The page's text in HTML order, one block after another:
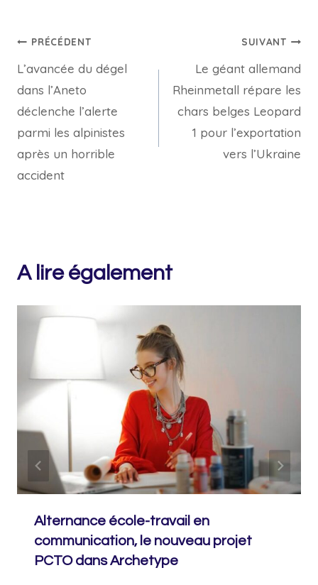
Navigation
de
l’article
PRÉCÉDENT
L’avancée du dégel
dans l’Aneto
déclenche l’alerte
parmi les alpinistes
après un horrible
accident
SUIVANT
Le géant allemand
Rheinmetall répare les
chars belges Leopard
1 pour l’exportation
vers l’Ukraine
A lire également
Alternance école-travail en
communication, le nouveau projet
PCTO dans Archetype